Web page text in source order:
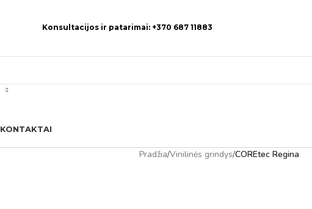
Konsultacijos ir patarimai: +370 687 11883
KONTAKTAI
Pradžia/Vinilinės grindys/COREtec Regina